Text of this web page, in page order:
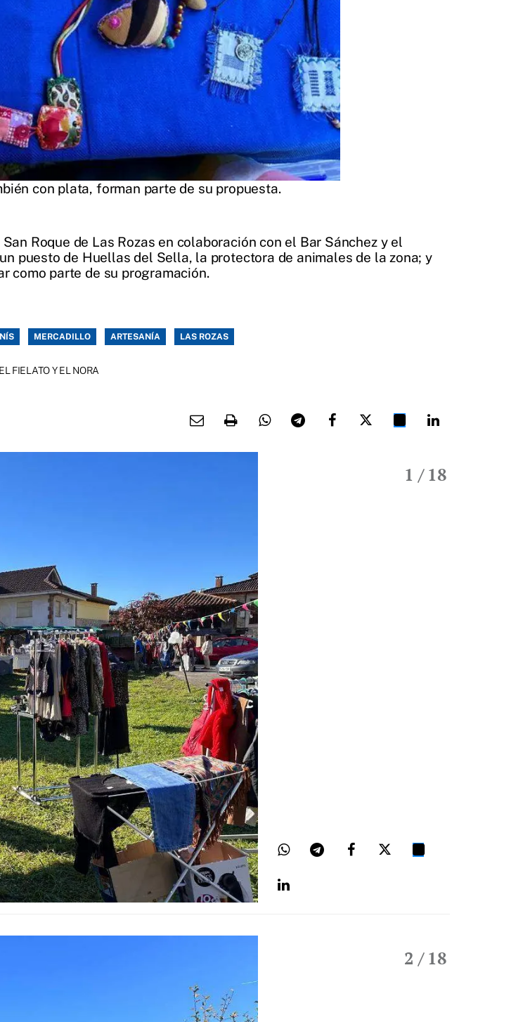
con plata, forman parte de su propuesta.
Roque de Las Rozas en colaboración con el Bar Sánchez y el
puesto de Huellas del Sella, la protectora de animales de la zona; y
como parte de su programación.
MERCADILLO ARTESANÍA LAS ROZAS
EL FIELATO Y EL NORA
1 / 18
2 / 18